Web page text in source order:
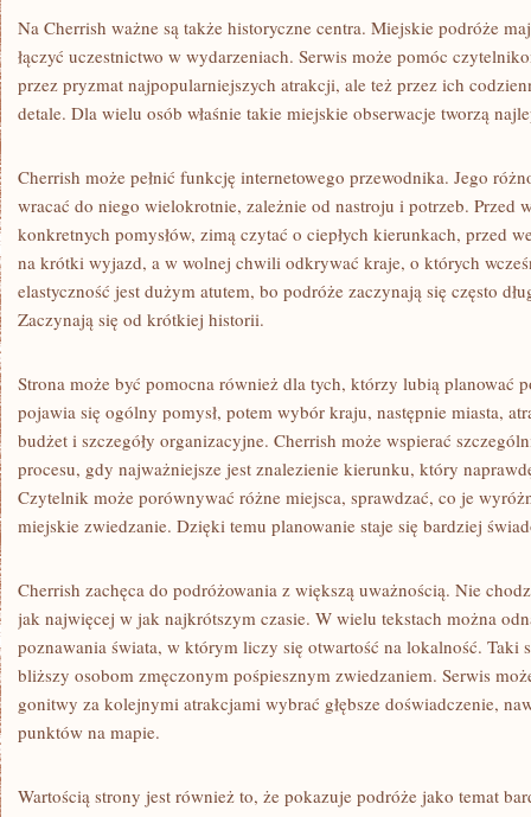
Na Cherrish ważne są także historyczne centra. Miejskie podróże
łączyć uczestnictwo w wydarzeniach. Serwis może pomóc
przez pryzmat najpopularniejszych atrakcji, ale też przez ich
detale. Dla wielu osób właśnie takie miejskie obserwacje tworzą
Cherrish może pełnić funkcję internetowego przewodnika. Jego
wracać do niego wielokrotnie, zależnie od nastroju i potrzeb. Przed
konkretnych pomysłów, zimą czytać o ciepłych kierunkach, przed
na krótki wyjazd, a w wolnej chwili odkrywać kraje, o których
elastyczność jest dużym atutem, bo podróże zaczynają się często
Zaczynają się od krótkiej historii.
Strona może być pomocna również dla tych, którzy lubią planować
pojawia się ogólny pomysł, potem wybór kraju, następnie miasta,
budżet i szczegóły organizacyjne. Cherrish może wspierać
procesu, gdy najważniejsze jest znalezienie kierunku, który
Czytelnik może porównywać różne miejsca, sprawdzać, co je
miejskie zwiedzanie. Dzięki temu planowanie staje się bardziej
Cherrish zachęca do podróżowania z większą uważnością. Nie
jak najwięcej w jak najkrótszym czasie. W wielu tekstach można
poznawania świata, w którym liczy się otwartość na lokalność. Taki
bliższy osobom zmęczonym pośpiesznym zwiedzaniem. Serwis
gonitwy za kolejnymi atrakcjami wybrać głębsze doświadczenie,
punktów na mapie.
Wartością strony jest również to, że pokazuje podróże jako temat